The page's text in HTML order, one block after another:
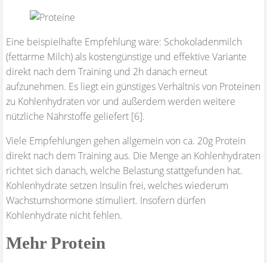
Eine beispielhafte Empfehlung wäre: Schokoladenmilch
(fettarme Milch) als kostengünstige und effektive Variante
direkt nach dem Training und 2h danach erneut
aufzunehmen. Es liegt ein günstiges Verhältnis von Proteinen
zu Kohlenhydraten vor und außerdem werden weitere
nützliche Nährstoffe geliefert [6].
Viele Empfehlungen gehen allgemein von ca. 20g Protein
direkt nach dem Training aus. Die Menge an Kohlenhydraten
richtet sich danach, welche Belastung stattgefunden hat.
Kohlenhydrate setzen Insulin frei, welches wiederum
Wachstumshormone stimuliert. Insofern dürfen
Kohlenhydrate nicht fehlen.
Mehr Protein